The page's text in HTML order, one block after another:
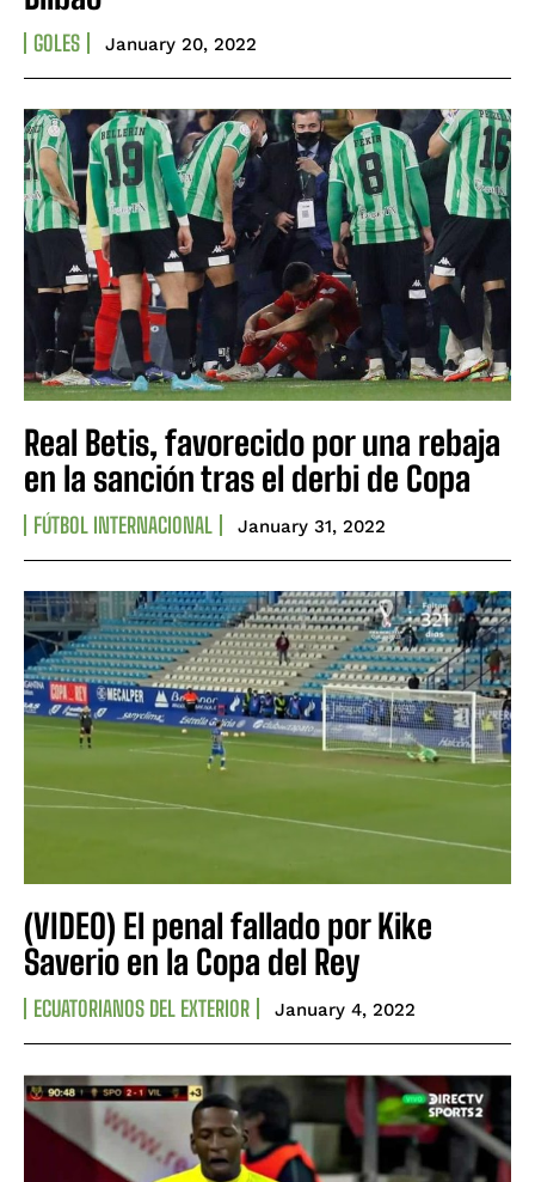
GOLES January 20, 2022
Real Betis, favorecido por una rebaja
en la sanción tras el derbi de Copa
FÚTBOL INTERNACIONAL January 31, 2022
(VIDEO) El penal fallado por Kike
Saverio en la Copa del Rey
ECUATORIANOS DEL EXTERIOR January 4, 2022